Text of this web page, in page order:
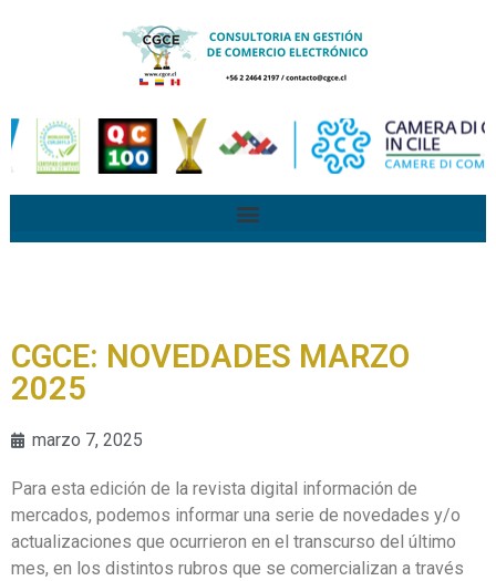
CGCE: NOVEDADES MARZO
2025
marzo 7, 2025
Para esta edición de la revista digital información de
mercados, podemos informar una serie de novedades y/o
actualizaciones que ocurrieron en el transcurso del último
mes, en los distintos rubros que se comercializan a través